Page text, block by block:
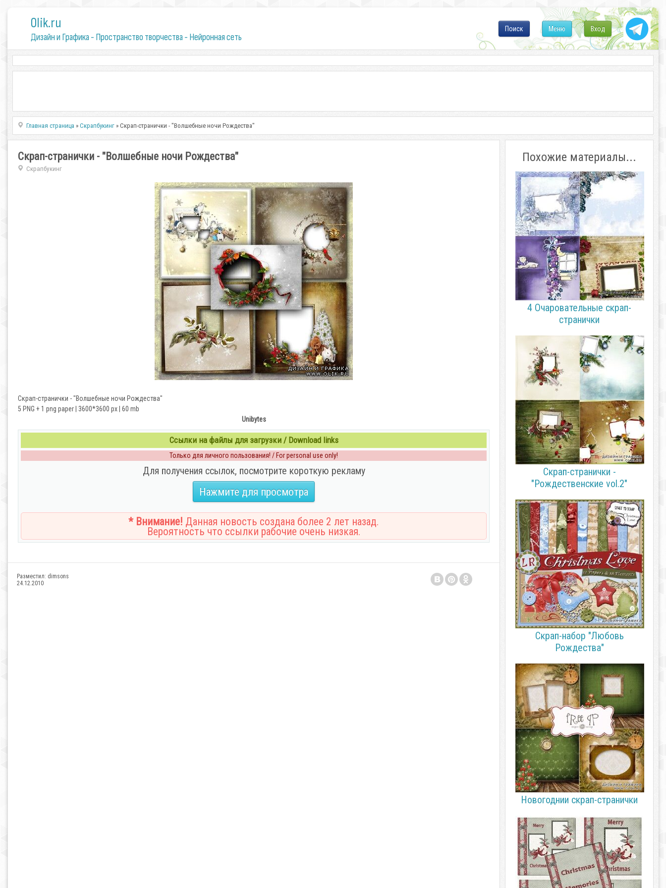
0lik.ru
Дизайн и Графика - Пространство творчества - Нейронная сеть
Вход
Меню
Поиск
Главная страница »Скрапбукинг » Скрап-странички - "Волшебные ночи Рождества"
Скрап-странички - "Волшебные ночи Рождества"
Скрапбукинг
Скрап-странички - "Волшебные ночи Рождества"
5 PNG + 1 png paper | 3600*3600 px | 60 mb
Unibytes
Ссылки на файлы для загрузки / Download links
Только для личного пользования! / For personal use only!
Для получения ссылок, посмотрите короткую рекламу
Нажмите для просмотра
* Внимание! Данная новость создана более 2 лет назад.
Вероятность что ссылки рабочие очень низкая.
Разместил: dimsons
24.12.2010
Похожие материалы...
4 Очаровательные скрап-
странички
Скрап-странички -
"Рождественские vol.2"
Скрап-набор "Любовь
Рождества"
Новогоднии скрап-странички